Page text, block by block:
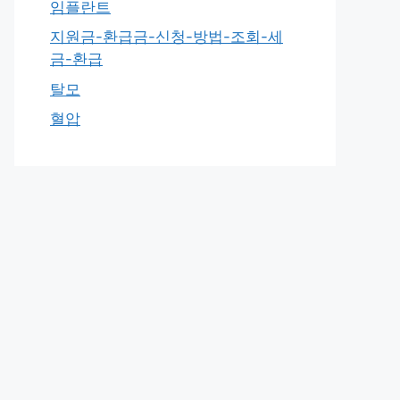
임플란트
지원금-환급금-신청-방법-조회-세
금-환급
탈모
혈압